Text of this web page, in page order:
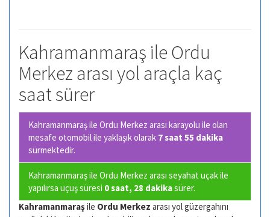
Kahramanmaraş ile Ordu
Merkez arası yol araçla kaç
saat sürer
Kahramanmaraş ile Ordu Merkez arası karayolu ile olan
mesafe otomobil ile yaklaşık olarak 7 saat 55 dakika
sürmektedir.
Kahramanmaraş ile Ordu Merkez arası seyahat uçak ile
yapılırsa uçuş süresi 0 saat, 28 dakikasürer.
Kahramanmaraşile Ordu Merkez arası yol güzergahını